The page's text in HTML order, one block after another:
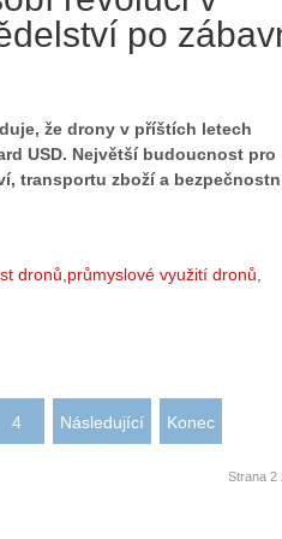
po
že drony v příštích letech
USD. Největší budoucnost pro
transportu zboží a
dronů průmyslové využití dronů
4 Následující Konec
Strana 2
m